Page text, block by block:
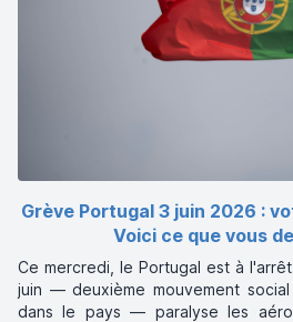
Grève Portugal 3 juin 2026 :
Voici ce que vous
Ce mercredi, le Portugal est à
juin — deuxième mouvement
dans le pays — paralyse les